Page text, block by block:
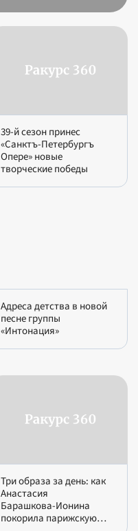
39-й сезон принес
«Санктъ-Петербургъ
Опере» новые
творческие победы
Адреса детства в новой
песне группы
«Интонация»
Три образа за день: как
Анастасия
Барашкова‑Ионина
покорила парижскую